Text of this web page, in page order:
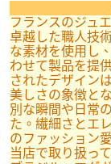
フランスのジュ
卓越した職人技
な素材を使用し
わせて製品を提
されたデザイン
美しさの象徴と
別な瞬間や日常
た。繊細さとエ
のファッション
当店で取り扱っ